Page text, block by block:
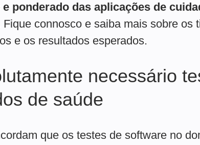
ponderado das aplicações de
connosco e saiba mais sobre os
e os resultados esperados.
necessário
de saúde
que os testes de software no